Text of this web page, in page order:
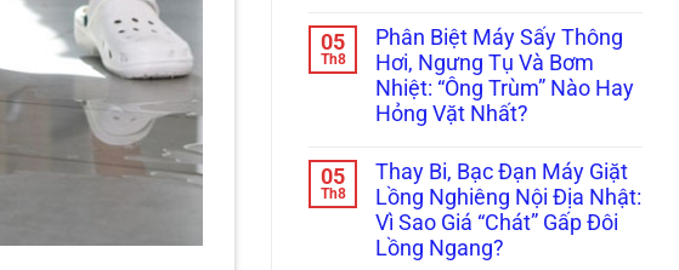
Curoa
&
Hỏng
Bánh
Tỳ!
Bơm
Nhiệt
(Heatpump):
Hướng
Dẫn
Tự
Sinh
Bơm
Nước
Ngưng
Chuẩn
100%
bình
luận
ở
Máy
Giặt
Sấy
Sấy
Không
Khô,
Bốc
Mùi
05
Th8
Phân Biệt Máy Sấy Thông
Hơi, Ngưng Tụ Và Bơm
Nhiệt: “Ông Trùm” Nào Hay
Hỏng Vặt Nhất?
bình
luận
ở
Phân
Biệt
Máy
05
Th8
Thay Bi, Bạc Đạn Máy Giặt
Lồng Nghiêng Nội Địa Nhật:
Vì Sao Giá “Chát” Gấp Đôi
Lồng Ngang?